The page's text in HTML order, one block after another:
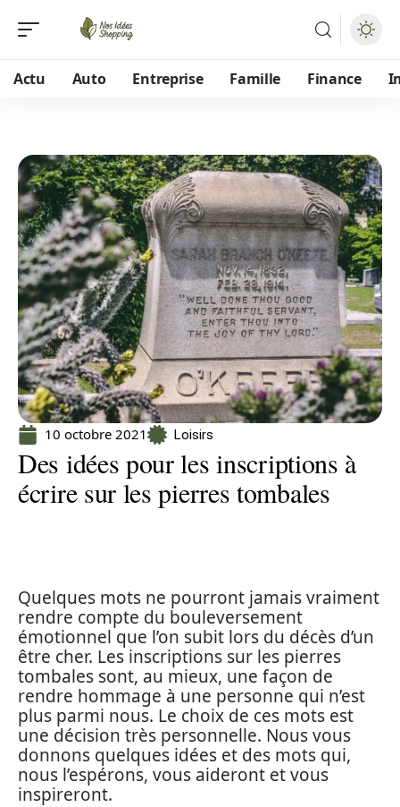
Actu Auto Entreprise Famille Finance
10 octobre 2021 Loisirs
Des idées pour les inscriptions à
écrire sur les pierres tombales
Quelques mots ne pourront jamais vraiment
rendre compte du bouleversement
émotionnel que l’on subit lors du décès d’un
être cher. Les inscriptions sur les pierres
tombales sont, au mieux, une façon de
rendre hommage à une personne qui n’est
plus parmi nous. Le choix de ces mots est
une décision très personnelle. Nous vous
donnons quelques idées et des mots qui,
nous l’espérons, vous aideront et vous
inspireront.